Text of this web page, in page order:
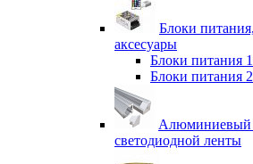
Блоки
аксесуары
Блоки питания
Блоки питания
Алюминиевый
светодиодной ленты